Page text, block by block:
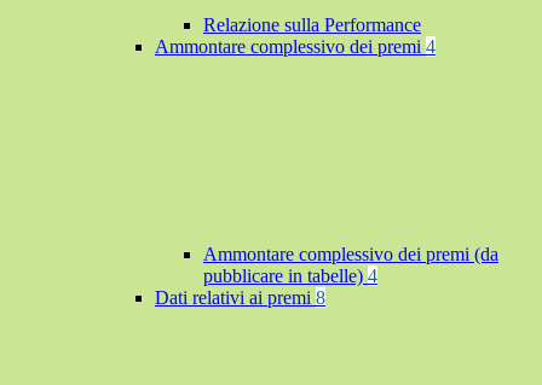
Relazione sulla Performance
Ammontare complessivo dei premi 4
Ammontare complessivo dei premi (da
pubblicare in tabelle) 4
Dati relativi ai premi 8